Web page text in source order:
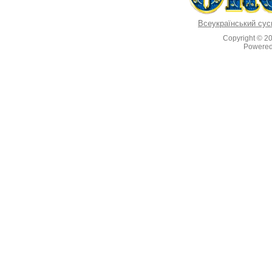
Всеукраїнський
Copyright ©